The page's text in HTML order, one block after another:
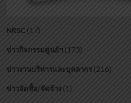
NRSC(17)
ข่าวกิจกรรมศูนย์ฯ(173)
ข่าวงานบริหารและบุคลากร(216)
ข่าวจัดซื้อ/จัดจ้าง(1)